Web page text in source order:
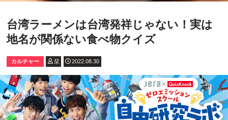
台湾ラーメンは台湾発祥じゃない！実は
地名が関係ない食べ物クイズ
カルチャー 栞 2022.08.30